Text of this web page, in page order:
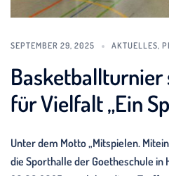
SEPTEMBER 29, 2025 AKTUELLES,
Basketballturnier
für Vielfalt „Ein
Unter dem Motto „Mitspielen.
die Sporthalle der Goetheschule in